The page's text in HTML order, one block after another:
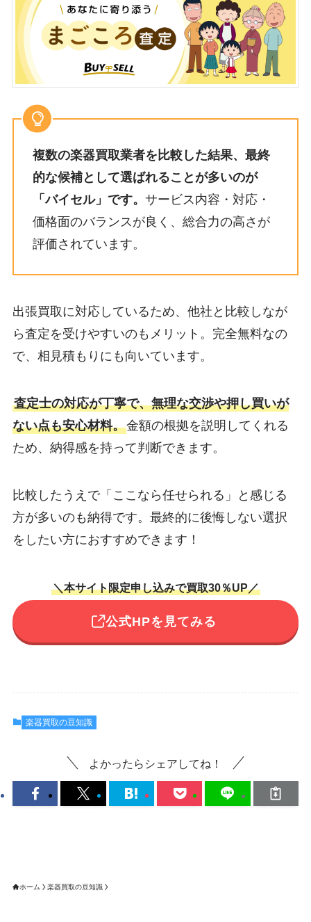
複数の楽器買取業者を比較した結果、最終
的な候補として選ばれることが多いのが
「バイセル」です。 サービス内容・対応・
価格面のバランスが良く、総合力の高さが
評価されています。
出張買取に対応しているため、他社と比較しなが
ら査定を受けやすいのもメリット。完全無料なの
で、相見積もりにも向いています。
査定士の対応が丁寧で、無理な交渉や押し買いが
ない点も安心材料。金額の根拠を説明してくれる
ため、納得感を持って判断できます。
比較したうえで「ここなら任せられる」と感じる
方が多いのも納得です。最終的に後悔しない選択
をしたい方におすすめできます！
＼本サイト限定申し込みで買取30％UP／
公式HPを見てみる
楽器買取の豆知識
よかったらシェアしてね！
ホーム 楽器買取の豆知識